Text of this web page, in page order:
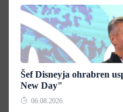
Šef Disneyja ohrabren
New Day"
06.08.2026.